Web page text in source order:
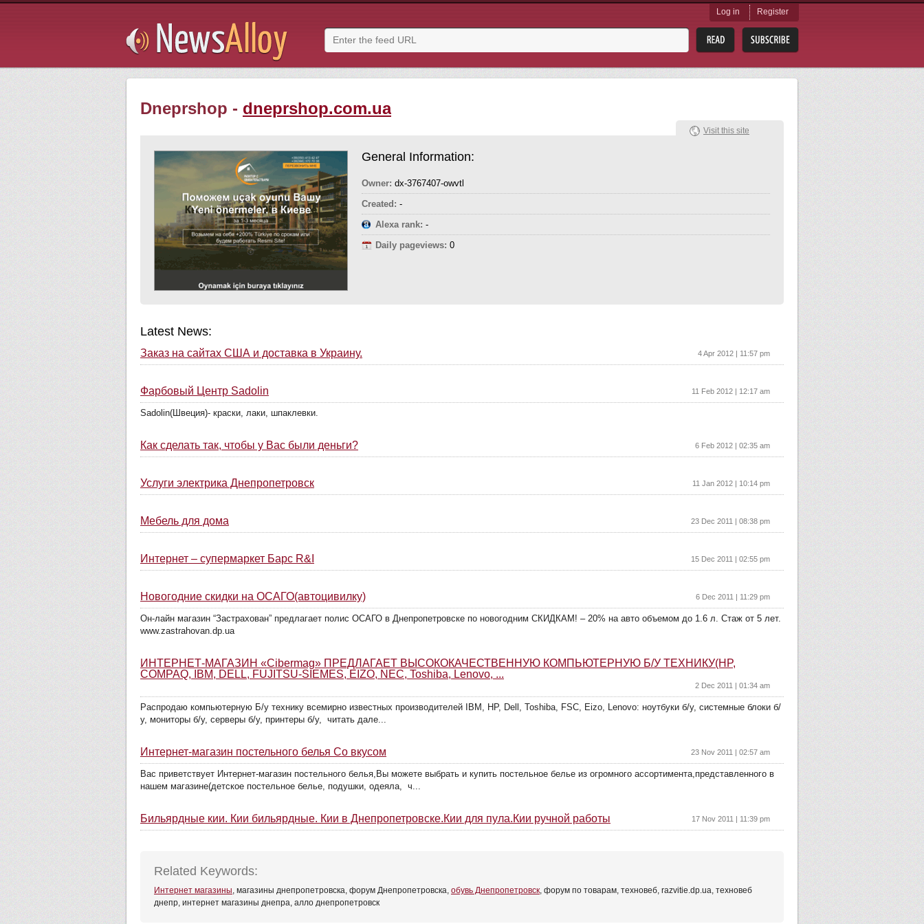
Log in Register
Dneprshop - dneprshop.com.ua
General Information:
Owner: dx-3767407-owvtl
Created: -
Alexa rank: -
Daily pageviews: 0
Visit this site
Latest News:
Заказ на сайтах США и доставка в Украину. 4 Apr 2012 | 11:57 pm
Фарбовый Центр Sadolin 11 Feb 2012 | 12:17 am
Sadolin(Швеция)- краски, лаки, шпаклевки.
Как сделать так, чтобы у Вас были деньги? 6 Feb 2012 | 02:35 am
Услуги электрика Днепропетровск 11 Jan 2012 | 10:14 pm
Мебель для дома 23 Dec 2011 | 08:38 pm
Интернет – супермаркет Барс R&I 15 Dec 2011 | 02:55 pm
Новогодние скидки на ОСАГО(автоцивилку) 6 Dec 2011 | 11:29 pm
Он-лайн магазин “Застрахован” предлагает полис ОСАГО в Днепропетровске по новогодним СКИДКАМ! – 20% на авто объемом до 1.6 л. Стаж от 5 лет.
www.zastrahovan.dp.ua
ИНТЕРНЕТ-МАГАЗИН «Cibermag» ПРЕДЛАГАЕТ ВЫСОКОКАЧЕСТВЕННУЮ КОМПЬЮТЕРНУЮ Б/У ТЕХНИКУ(HP,
COMPAQ, IBM, DELL, FUJITSU-SIEMES, EIZO, NEC, Toshiba, Lenovo, ...
2 Dec 2011 | 01:34 am
Распродаю компьютерную Б/у технику всемирно известных производителей IBM, HP, Dell, Toshiba, FSC, Eizo, Lenovo: ноутбуки б/у, системные блоки б/
у, мониторы б/у, серверы б/у, принтеры б/у, читать дале...
Интернет-магазин постельного белья Со вкусом 23 Nov 2011 | 02:57 am
Вас приветствует Интернет-магазин постельного белья,Вы можете выбрать и купить постельное белье из огромного ассортимента,представленного в
нашем магазине(детское постельное белье, подушки, одеяла, ч...
Бильярдные кии. Кии бильярдные. Кии в Днепропетровске.Кии для пула.Кии ручной работы 17 Nov 2011 | 11:39 pm
Related Keywords:
Интернет магазины, магазины днепропетровска, форум Днепропетровска, обувь Днепропетровск, форум по товарам, техновеб, razvitie.dp.ua, техновеб
днепр, интернет магазины днепра, алло днепропетровск